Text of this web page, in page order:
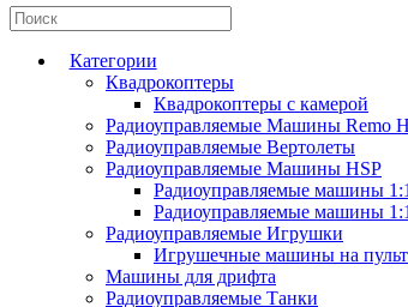
Категории
Квадрокоптеры
Квадрокоптеры с камерой
Радиоуправляемые Машины Remo
Радиоуправляемые Вертолеты
Радиоуправляемые Машины HSP
Радиоуправляемые машины
Радиоуправляемые машины
Радиоуправляемые Игрушки
Игрушечные машины на
Машины для дрифта
Радиоуправляемые Танки